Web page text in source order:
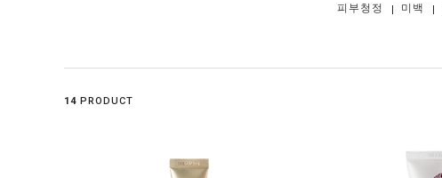
피부청정 미백
14 PRODUCT